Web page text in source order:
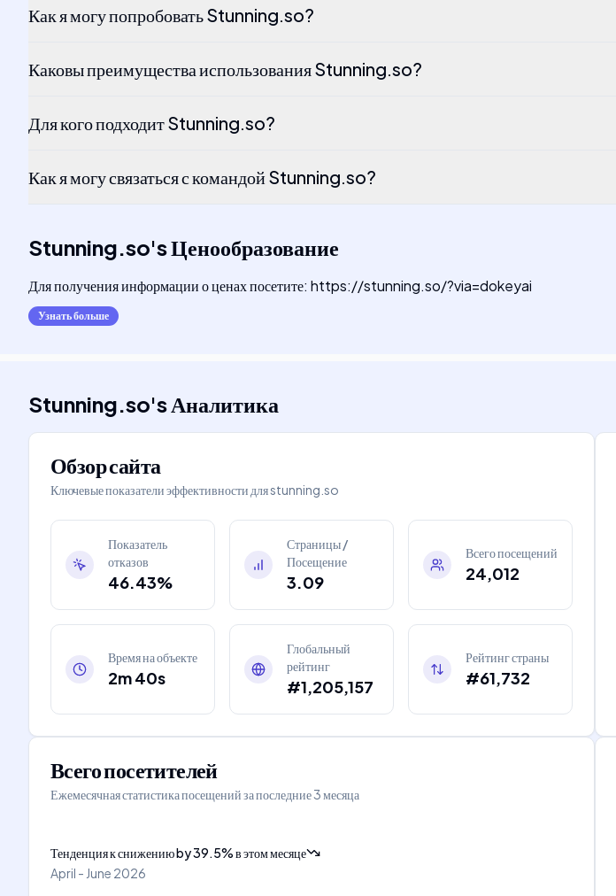
Как я могу попробовать Stunning.so?
Каковы преимущества использования Stunning.so?
Для кого подходит Stunning.so?
Как я могу связаться с командой Stunning.so?
Stunning.so'sЦенообразование
Для получения информации о ценах посетите: https://stunning.so/?via=dokeyai
Узнать больше
Stunning.so'sАналитика
Обзор сайта
Ключевые показатели эффективности дляstunning.so
Показатель
отказов
46.43%
Страницы /
Посещение
3.09
Всего посещений
24,012
Время на объекте
2m 40s
Глобальный
рейтинг
#1,205,157
Рейтинг страны
#61,732
Всего посетителей
Ежемесячная статистика посещений за последние 3 месяца
Тенденция к снижениюby39.5%в этом месяце
April - June 2026